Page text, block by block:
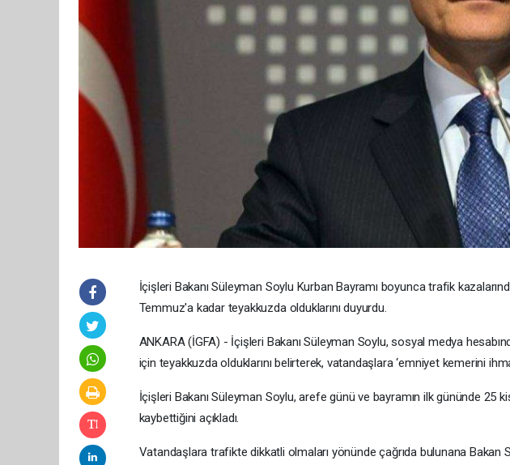
İçişleri Bakanı Süleyman Soylu Kurban Bayramı boyunca trafik
Temmuz'a kadar teyakkuzda olduklarını duyurdu.
ANKARA (İGFA) - İçişleri Bakanı Süleyman Soylu, sosyal medya
için teyakkuzda olduklarını belirterek, vatandaşlara ‘emniyet kemerini
İçişleri Bakanı Süleyman Soylu, arefe günü ve bayramın ilk gününde 25
kaybettiğini açıkladı.
Vatandaşlara trafikte dikkatli olmaları yönünde çağrıda bulunana Bakan